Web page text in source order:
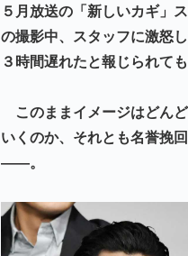
５月放送の「新しいカギ」
の撮影中、スタッフに激怒
３時間遅れたと報じられても
このままイメージはどん
いくのか、それとも名誉挽
――。